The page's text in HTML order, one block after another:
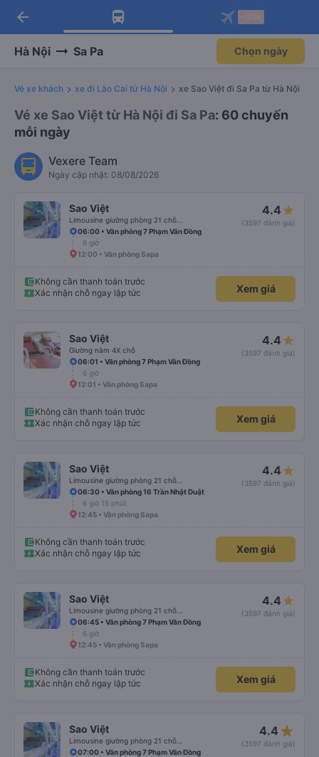
Tải app Vexere ngay!
Nhận ưu đãi thành viên độc
Mở app
Tải app Vexere
-30k/ghế khi đặt vé máy bay qua
Mở app
arrow_back
Hà Nội Sa Pa Chọn ngày
Vé xe khách xe đi Lào Cai từ Hà Nội xe Sao Việt đi Sa Pa từ Hà Nội
Vé xe Sao Việt từ Hà Nội đi Sa Pa: 60 chuyến
mỗi ngày
Vexere Team
Ngày cập nhật: 08/08/2026
Sao Việt 4.4
(3597 đánh giá)
06:00 • Văn phòng 7 Phạm Văn Đồng
6 giờ
12:00 • Văn phòng Sapa
Không cần thanh toán trước
Xác nhận chỗ ngay lập tức
Xem giá
Sao Việt
Giường nằm 4X chỗ
4.4
(3597 đánh giá)
06:01 • Văn phòng 7 Phạm Văn Đồng
6 giờ
12:01 • Văn phòng Sapa
Không cần thanh toán trước
Xác nhận chỗ ngay lập tức
Xem giá
Sao Việt 4.4
(3597 đánh giá)
06:30 • Văn phòng 16 Trần Nhật Duật
6 giờ 15 phút
12:45 • Văn phòng Sapa
Không cần thanh toán trước
Xác nhận chỗ ngay lập tức
Xem giá
Sao Việt 4.4
(3597 đánh giá)
06:45 • Văn phòng 7 Phạm Văn Đồng
6 giờ
12:45 • Văn phòng Sapa
Không cần thanh toán trước
Xác nhận chỗ ngay lập tức
Xem giá
Sao Việt 4.4 star_rate
(3597 đánh giá)
07:00 • Văn phòng 7 Phạm Văn Đồng